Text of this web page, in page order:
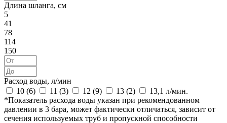
Длина шланга, см
5
41
78
114
150
Расход воды, л/мин
10 (6) 11 (3) 12 (9) 13 (2)
13,1 л/мин.
*Показатель расхода воды указан при рекомендованном
давлении в 3 бара, может фактически отличаться, зависит от
сечения используемых труб и пропускной способности